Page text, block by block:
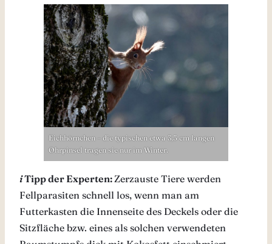
Eichhörnchen – die typischen etwa 3,5 cm langen
Ohrpinsel tragen sie nur im Winter.
iTipp der Experten: Zerzauste Tiere werden
Fellparasiten schnell los, wenn man am
Futterkasten die Innenseite des Deckels oder die
Sitzfläche bzw. eines als solchen verwendeten